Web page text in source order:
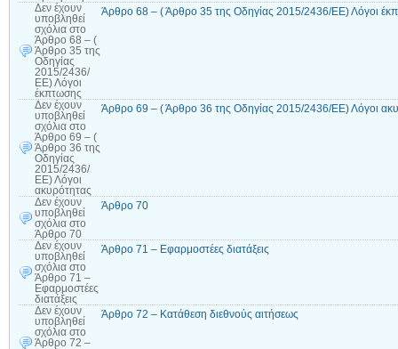
Δεν έχουν
υποβληθεί
σχόλια στο
Άρθρο 68 – (
Άρθρο 35 της
Οδηγίας
2015/2436/
ΕΕ) Λόγοι
έκπτωσης
Άρθρο 68 – ( Άρθρο 35 της Οδηγίας 2015/2436/ΕΕ) Λόγοι
Δεν έχουν
υποβληθεί
σχόλια στο
Άρθρο 69 – (
Άρθρο 36 της
Οδηγίας
2015/2436/
ΕΕ) Λόγοι
ακυρότητας
Άρθρο 69 – ( Άρθρο 36 της Οδηγίας 2015/2436/ΕΕ) Λόγοι
Δεν έχουν
υποβληθεί
σχόλια στο
Άρθρο 70
Άρθρο 70
Δεν έχουν
υποβληθεί
σχόλια στο
Άρθρο 71 –
Εφαρμοστέες
διατάξεις
Άρθρο 71 – Εφαρμοστέες διατάξεις
Δεν έχουν
υποβληθεί
σχόλια στο
Άρθρο 72 –
Άρθρο 72 – Κατάθεση διεθνούς αιτήσεως